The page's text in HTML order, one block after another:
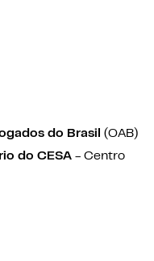
do Brasil (OAB)
do CESA - Centro